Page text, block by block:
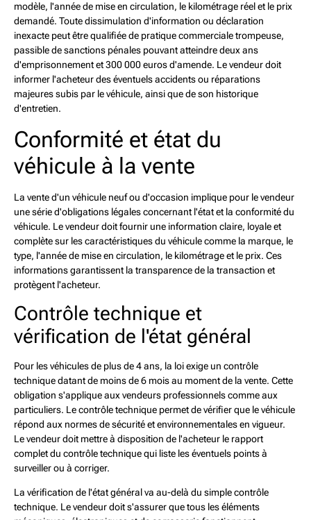
modèle, l'année de mise en circulation, le kilométrage réel et le prix
demandé. Toute dissimulation d'information ou déclaration
inexacte peut être qualifiée de pratique commerciale trompeuse,
passible de sanctions pénales pouvant atteindre deux ans
d'emprisonnement et 300 000 euros d'amende. Le vendeur doit
informer l'acheteur des éventuels accidents ou réparations
majeures subis par le véhicule, ainsi que de son historique
d'entretien.
Conformité et état du
véhicule à la vente
La vente d'un véhicule neuf ou d'occasion implique pour le vendeur
une série d'obligations légales concernant l'état et la conformité du
véhicule. Le vendeur doit fournir une information claire, loyale et
complète sur les caractéristiques du véhicule comme la marque, le
type, l'année de mise en circulation, le kilométrage et le prix. Ces
informations garantissent la transparence de la transaction et
protègent l'acheteur.
Contrôle technique et
vérification de l'état général
Pour les véhicules de plus de 4 ans, la loi exige un contrôle
technique datant de moins de 6 mois au moment de la vente. Cette
obligation s'applique aux vendeurs professionnels comme aux
particuliers. Le contrôle technique permet de vérifier que le véhicule
répond aux normes de sécurité et environnementales en vigueur.
Le vendeur doit mettre à disposition de l'acheteur le rapport
complet du contrôle technique qui liste les éventuels points à
surveiller ou à corriger.
La vérification de l'état général va au-delà du simple contrôle
technique. Le vendeur doit s'assurer que tous les éléments